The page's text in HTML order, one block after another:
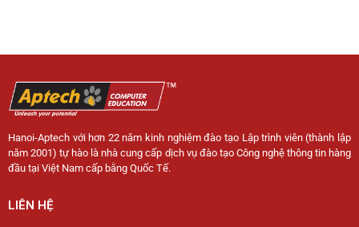
Hanoi-Aptech với hơn 22 năm kinh nghiệm đào tạo Lập trình viên (thành lập
năm 2001) tự hào là nhà cung cấp dịch vụ đào tạo Công nghệ thông tin hàng
đầu tại Việt Nam cấp bằng Quốc Tế.
LIÊN HỆ